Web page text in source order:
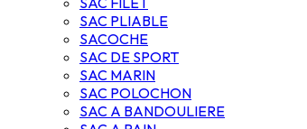
SAC PLIABLE
SACOCHE
SAC DE SPORT
SAC MARIN
SAC POLOCHON
SAC A BANDOULIERE